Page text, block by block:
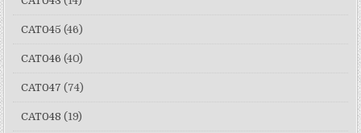
CAT045 (46)
CAT046 (40)
CAT047 (74)
CAT048 (19)